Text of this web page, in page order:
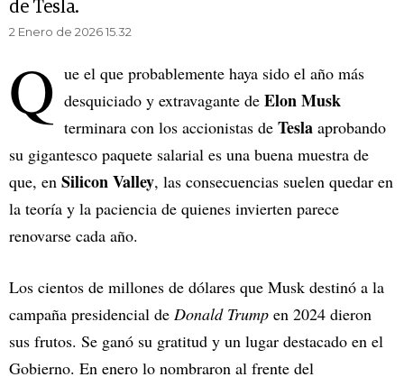
de Tesla.
2 Enero de 2026 15.32
Q ue el que probablemente haya sido el año más
desquiciado y extravagante de Elon Musk
terminara con los accionistas de Tesla aprobando
su gigantesco paquete salarial es una buena muestra de
que, en Silicon Valley, las consecuencias suelen quedar en
la teoría y la paciencia de quienes invierten parece
renovarse cada año.
Los cientos de millones de dólares que Musk destinó a la
campaña presidencial de Donald Trump en 2024 dieron
sus frutos. Se ganó su gratitud y un lugar destacado en el
Gobierno. En enero lo nombraron al frente del